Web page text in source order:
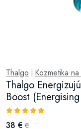
Thalgo Kozmetika
Thalgo
Boost
38 € €